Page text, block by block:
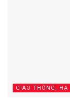
GIAO THÔNG, HẠ